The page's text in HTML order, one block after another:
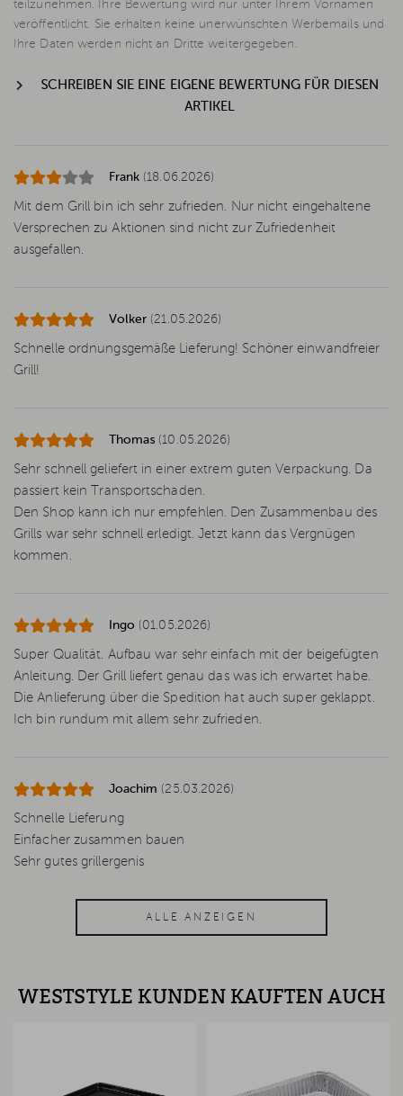
teilzunehmen. Ihre Bewertung wird nur unter Ihrem Vornamen
veröffentlicht. Sie erhalten keine unerwünschten Werbemails und
Ihre Daten werden nicht an Dritte weitergegeben.
SCHREIBEN SIE EINE EIGENE BEWERTUNG FÜR DIESEN
ARTIKEL
Frank (18.06.2026)
Mit dem Grill bin ich sehr zufrieden. Nur nicht eingehaltene
Versprechen zu Aktionen sind nicht zur Zufriedenheit
ausgefallen.
Volker (21.05.2026)
Schnelle ordnungsgemäße Lieferung! Schöner einwandfreier
Grill!
Thomas (10.05.2026)
Sehr schnell geliefert in einer extrem guten Verpackung. Da
passiert kein Transportschaden.
Den Shop kann ich nur empfehlen. Den Zusammenbau des
Grills war sehr schnell erledigt. Jetzt kann das Vergnügen
kommen.
Ingo (01.05.2026)
Super Qualität. Aufbau war sehr einfach mit der beigefügten
Anleitung. Der Grill liefert genau das was ich erwartet habe.
Die Anlieferung über die Spedition hat auch super geklappt.
Ich bin rundum mit allem sehr zufrieden.
Joachim (25.03.2026)
Schnelle Lieferung
Einfacher zusammen bauen
Sehr gutes grillergenis
ALLE ANZEIGEN
WESTSTYLE KUNDEN KAUFTEN AUCH